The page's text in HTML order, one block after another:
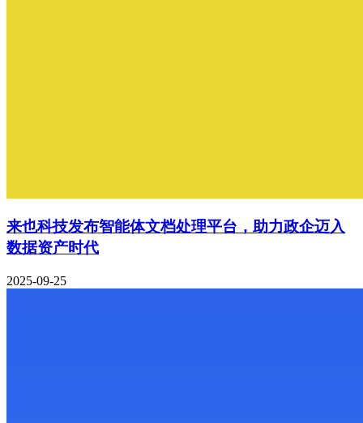
来也科技发布智能体文档处理平台，助力政企迈入
数据资产时代
2025-09-25